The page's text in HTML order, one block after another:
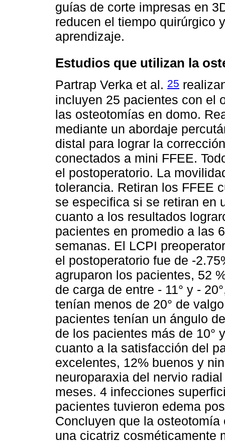
guías de corte impresas en
reducen el tiempo quirúrgico
aprendizaje.
Estudios que utilizan la
Partrap Verka et al. 25
incluyen 25 pacientes con el
las osteotomías en domo.
mediante un abordaje
distal para lograr la
conectados a mini FFEE.
el postoperatorio. La
tolerancia. Retiran los FFEE
se especifica si se retiran en
cuanto a los resultados
pacientes en promedio a las
semanas. El LCPI
el postoperatorio fue de -
agruparon los pacientes, 52
de carga de entre - 11° y -
tenían menos de 20° de
pacientes tenían un ángulo
de los pacientes más de 10°
cuanto a la satisfacción del
excelentes, 12% buenos y
neuroparaxia del nervio
meses. 4 infecciones
pacientes tuvieron edema
Concluyen que la
una cicatriz cosméticamente